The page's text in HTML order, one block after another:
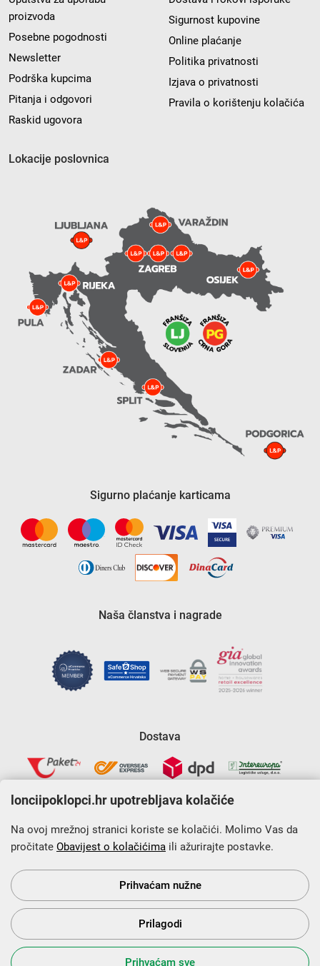
proizvoda
Posebne pogodnosti
Newsletter
Podrška kupcima
Pitanja i odgovori
Raskid ugovora
Sigurnost kupovine
Online plaćanje
Politika privatnosti
Izjava o privatnosti
Pravila o korištenju kolačića
Lokacije poslovnica
Sigurno plaćanje karticama
Naša članstva i nagrade
Dostava
Krajnji primatelj financijskog instrumenta sufinanciranog iz
Europskog fonda za regionalni razvoj u sklopu Operativnog
programa „Konkurentnost i kohezija”.
s Vama od 2014. godine!
lonciipoklopci.hr upotrebljava kolačiće
Na ovoj mrežnoj stranici koriste se kolačići. Molimo Vas da
pročitate Obavijest o kolačićima ili ažurirajte postavke.
Prihvaćam nužne
Prilagodi
Prihvaćam sve